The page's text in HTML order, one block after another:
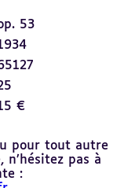
53
€
pour tout autre
pas à
: